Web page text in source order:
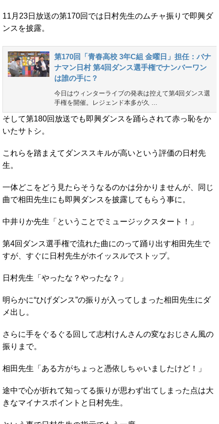
11月23日放送の第170回では日村先生のムチャ振りで即興ダ
ンスを披露。
第170回「青春高校 3年C組 金曜日」担任：バナ
ナマン日村 第4回ダンス選手権でナンバーワン
は誰の手に？
今日はウィンターライブの発表は控えて第4回ダンス選
手権を開催。レジェンド本多が久 ...
そして第180回放送でも即興ダンスを踊らされて赤っ恥をか
いたサトシ。
これらを踏まえてダンススキルが高いという評価の日村先
生。
一体どこをどう見たらそうなるのかは分かりませんが、同じ
曲で相田先生にも即興ダンスを披露してもらう事に。
中井りか先生「ということでミュージックスタート！」
第4回ダンス選手権で流れた曲にのって踊り出す相田先生で
すが、すぐに日村先生がホイッスルでストップ。
日村先生「やったな？やったな？」
明らかに“ひげダンス”の振りが入ってしまった相田先生にダ
メ出し。
さらに手をぐるぐる回して志村けんさんの変なおじさん風の
振りまで。
相田先生「ある方がちょっと憑依しちゃいましたけど！」
途中で心が折れて知ってる振りが思わず出てしまった点は大
きなマイナスポイントと日村先生。